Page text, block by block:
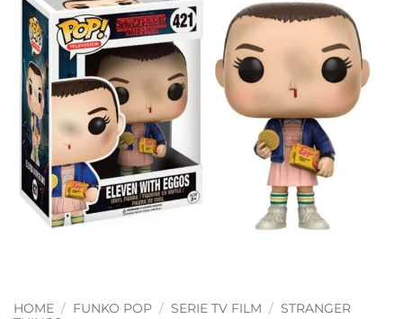
HOME / FUNKO POP / SERIE TV FILM / STRANGER